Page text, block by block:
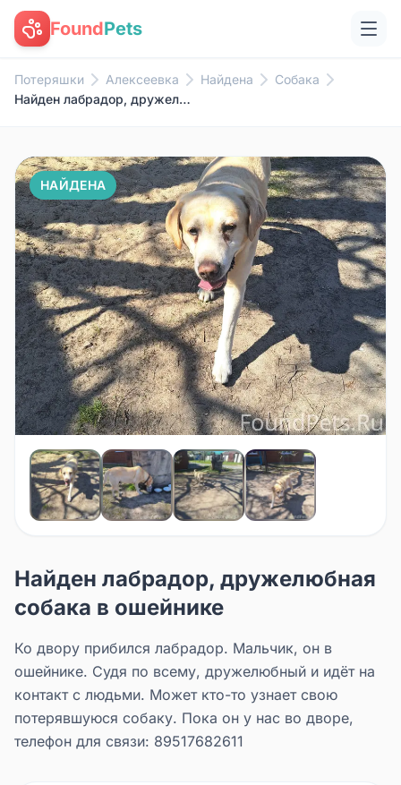
FoundPets
Потеряшки Алексеевка Найдена
Собака
Найден лабрадор, дружелюбная собака в ошейнике
НАЙДЕНА
Найден лабрадор, дружелюбная
собака в ошейнике
Ко двору прибился лабрадор. Мальчик, он в
ошейнике. Судя по всему, дружелюбный и идёт на
контакт с людьми. Может кто-то узнает свою
потерявшуюся собаку. Пока он у нас во дворе,
телефон для связи: 89517682611